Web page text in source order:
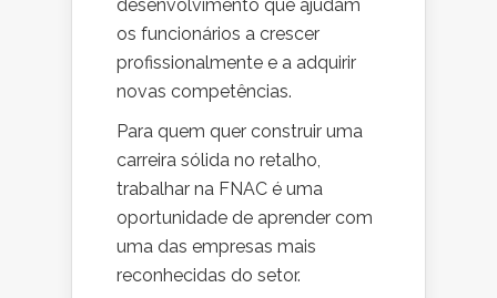
desenvolvimento que ajudam
os funcionários a crescer
profissionalmente e a adquirir
novas competências.
Para quem quer construir uma
carreira sólida no retalho,
trabalhar na FNAC é uma
oportunidade de aprender com
uma das empresas mais
reconhecidas do setor.